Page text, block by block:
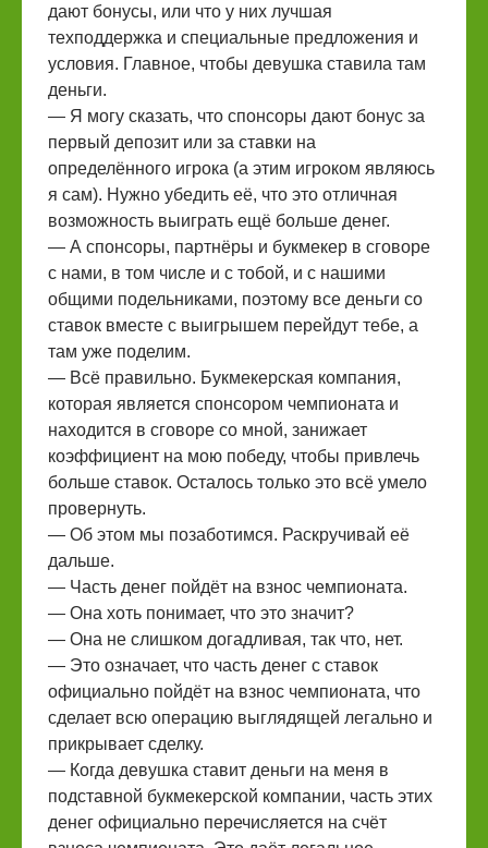
дают бонусы, или что у них лучшая
техподдержка и специальные предложения и
условия. Главное, чтобы девушка ставила там
деньги.
— Я могу сказать, что спонсоры дают бонус за
первый депозит или за ставки на
определённого игрока (а этим игроком являюсь
я сам). Нужно убедить её, что это отличная
возможность выиграть ещё больше денег.
— А спонсоры, партнёры и букмекер в сговоре
с нами, в том числе и с тобой, и с нашими
общими подельниками, поэтому все деньги со
ставок вместе с выигрышем перейдут тебе, а
там уже поделим.
— Всё правильно. Букмекерская компания,
которая является спонсором чемпионата и
находится в сговоре со мной, занижает
коэффициент на мою победу, чтобы привлечь
больше ставок. Осталось только это всё умело
провернуть.
— Об этом мы позаботимся. Раскручивай её
дальше.
— Часть денег пойдёт на взнос чемпионата.
— Она хоть понимает, что это значит?
— Она не слишком догадливая, так что, нет.
— Это означает, что часть денег с ставок
официально пойдёт на взнос чемпионата, что
сделает всю операцию выглядящей легально и
прикрывает сделку.
— Когда девушка ставит деньги на меня в
подставной букмекерской компании, часть этих
денег официально перечисляется на счёт